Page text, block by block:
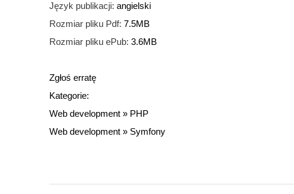
Język publikacji: angielski
Rozmiar pliku Pdf: 7.5MB
Rozmiar pliku ePub: 3.6MB
Zgłoś erratę
Kategorie:
Web development » PHP
Web development » Symfony